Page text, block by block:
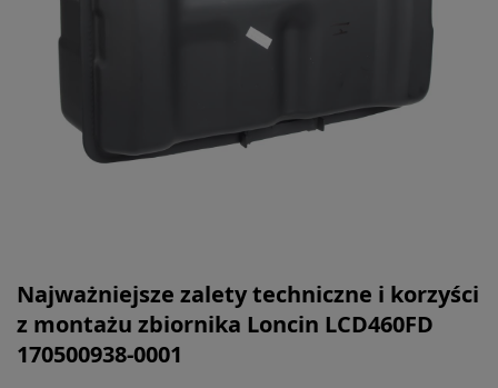
Najważniejsze zalety techniczne i korzyści
z montażu zbiornika Loncin LCD460FD
170500938-0001